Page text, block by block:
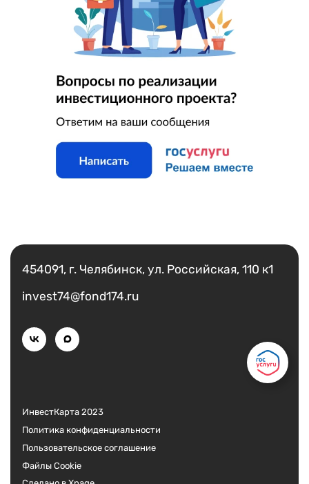
454091, г. Челябинск, ул. Российская, 110 к1
invest74@fond174.ru
ИнвестКарта 2023
Политика конфиденциальности
Пользовательское соглашение
Файлы Cookie